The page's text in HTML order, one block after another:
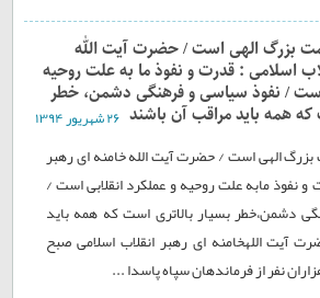
بزرگ الهی است / حضرت آیت الله
اسلامی : قدرت و نفوذ ما به علت روحیه
است / نفوذ سیاسی و فرهنگی دشمن، خطر
که همه باید مراقب آن باشند ۲۶ شهريور ۱۳۹۴
بزرگ الهی است / حضرت آیت الله خامنه ای رهبر
و نفوذ مابه علت روحیه و عملکرد انقلابی است /
دشمن،خطر بسیار بالاتری است که همه باید
آیت اللهخامنه ای رهبر انقلاب اسلامی صبح
نفر از فرماندهان سپاه پاسدا ...